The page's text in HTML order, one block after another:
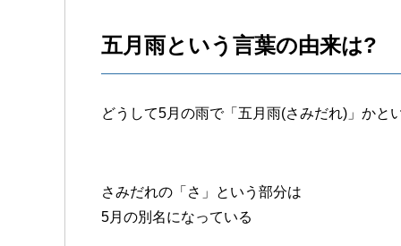
五月雨という言葉の由来は?
どうして5月の雨で「五月雨(さみだれ)」かと
さみだれの「さ」という部分は
5月の別名になっている